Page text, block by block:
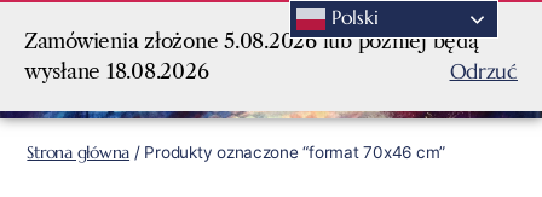
Zamówienia złożone 5.08.2026 lub później będą
wysłane 18.08.2026
Odrzuć
Strona główna / Produkty oznaczone “format 70x46 cm”
Polski